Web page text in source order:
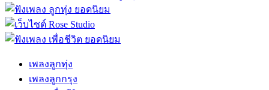
เพลงลูกทุ่ง
เพลงลูกกรุง